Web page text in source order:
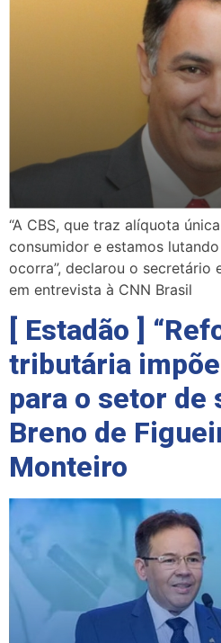
“A CBS, que traz alíquota
consumidor e estamos
ocorra”, declarou o secretário
em entrevista à CNN Brasil
[ Estadão ]
tributária
para o setor de
Breno de
Monteiro